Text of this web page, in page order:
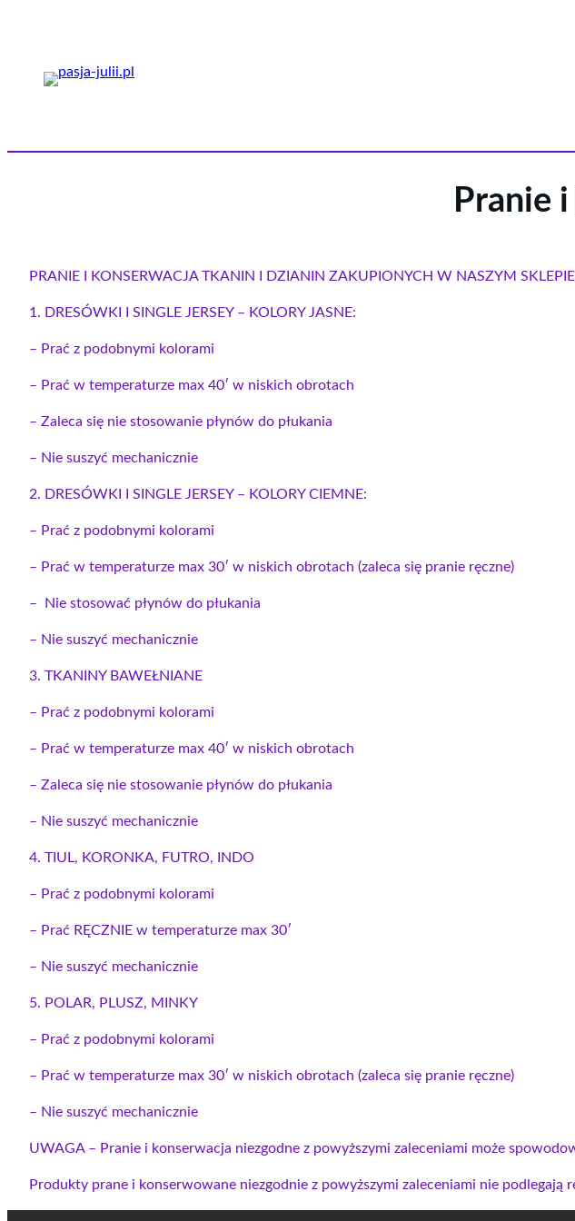
Pranie
PRANIE I KONSERWACJA TKANIN I DZIANIN ZAKUPIONYCH W NASZYM
1. DRESÓWKI I SINGLE JERSEY – KOLORY JASNE:
– Prać z podobnymi kolorami
– Prać w temperaturze max 40′ w niskich obrotach
– Zaleca się nie stosowanie płynów do płukania
– Nie suszyć mechanicznie
2. DRESÓWKI I SINGLE JERSEY – KOLORY CIEMNE:
– Prać z podobnymi kolorami
– Prać w temperaturze max 30′ w niskich obrotach (zaleca się pranie ręczne)
– Nie stosować płynów do płukania
– Nie suszyć mechanicznie
3. TKANINY BAWEŁNIANE
– Prać z podobnymi kolorami
– Prać w temperaturze max 40′ w niskich obrotach
– Zaleca się nie stosowanie płynów do płukania
– Nie suszyć mechanicznie
4. TIUL, KORONKA, FUTRO, INDO
– Prać z podobnymi kolorami
– Prać RĘCZNIE w temperaturze max 30′
– Nie suszyć mechanicznie
5. POLAR, PLUSZ, MINKY
– Prać z podobnymi kolorami
– Prać w temperaturze max 30′ w niskich obrotach (zaleca się pranie ręczne)
– Nie suszyć mechanicznie
UWAGA – Pranie i konserwacja niezgodne z powyższymi zaleceniami może
Produkty prane i konserwowane niezgodnie z powyższymi zaleceniami nie podlegają